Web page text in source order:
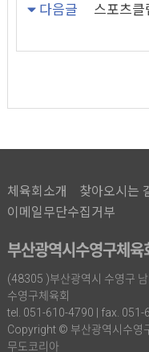
다음글
스포츠클
체육회소개 찾아오시는
이메일무단수집거부
부산광역시수영구체육
(48305 )부산광역시 수영구
수영구체육회
tel. 051-610-4790 | fax. 051-
Copyright © 부산광역시수영
무도코리아